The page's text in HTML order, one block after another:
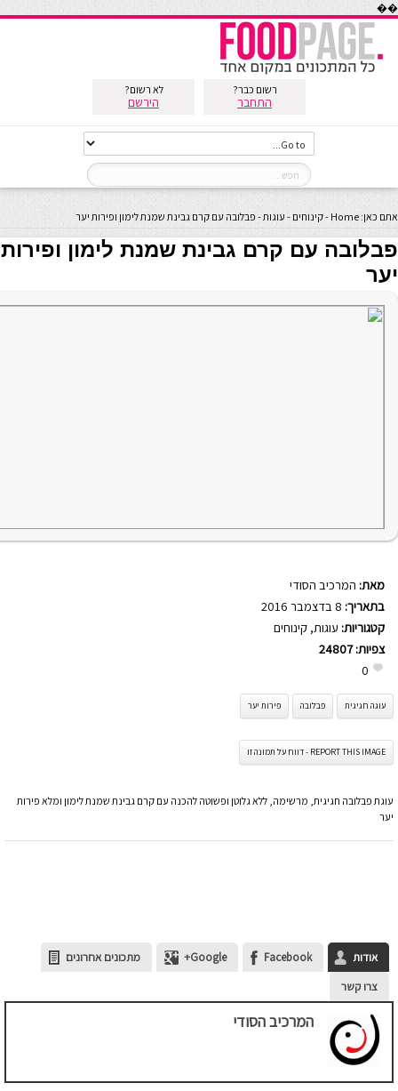
��
רשום כבר?
התחבר
לא רשום?
הירשם
אתם כאן: Home
-קינוחים - עוגות- פבלובה עם קרם גבינת שמנת לימון ופירות יער
פבלובה עם קרם גבינת שמנת לימון ופירות
יער
מאת: המרכיב הסודי
בתאריך:
קטגוריות: עוגות, קינוחים
צפיות:24807
0
עוגה חגיגית פבלובה פירות יער
REPORT THIS IMAGE - דווח על תמונה זו
עוגת פבלובה חגיגית, מרשימה, ללא גלוטן ופשוטה להכנה עם קרם גבינת שמנת לימון ומלא פירות
יער
אודות Facebook
Google+
מתכונים אחרונים
צרו קשר
המרכיב הסודי